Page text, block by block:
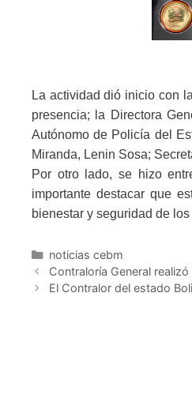
La actividad dió inicio con
presencia; la Directora
Autónomo de Policía del
Miranda, Lenin Sosa;
Por otro lado, se hizo
importante destacar que
bienestar y seguridad de
noticias cebm
Contraloría General
El Contralor del estado